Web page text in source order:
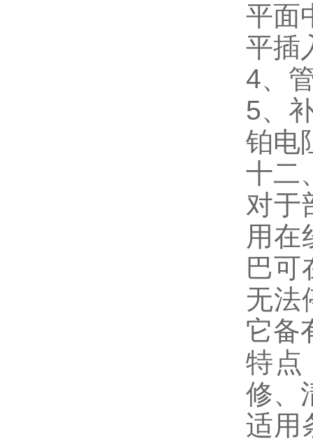
平面
平插
4、
5、
铂电
十二
对于
用在
巴可
无法
它备
特点
修、
适用